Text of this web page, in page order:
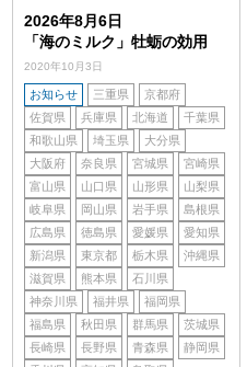
2026年8月6日
「海のミルク」牡蛎の効用
2020年10月3日
お知らせ 三重県
京都府
佐賀県
兵庫県 北海道
千葉県
和歌山県
埼玉県
大分県
大阪府
奈良県 宮城県
宮崎県
富山県
山口県 山形県
山梨県
岐阜県
岡山県 岩手県
島根県
広島県
徳島県 愛媛県
愛知県
新潟県
東京都 栃木県
沖縄県
滋賀県
熊本県
石川県
神奈川県
福井県
福岡県
福島県
秋田県 群馬県
茨城県
長崎県
長野県 青森県
静岡県